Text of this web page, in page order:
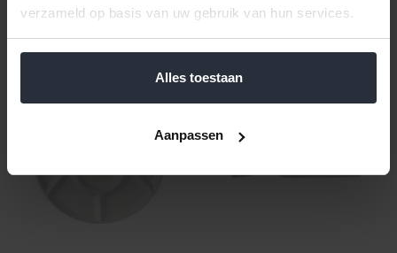
verzameld op basis van uw gebruik van hun services.
Alles toestaan
Aanpassen
In winkelwagen In winkelwagen